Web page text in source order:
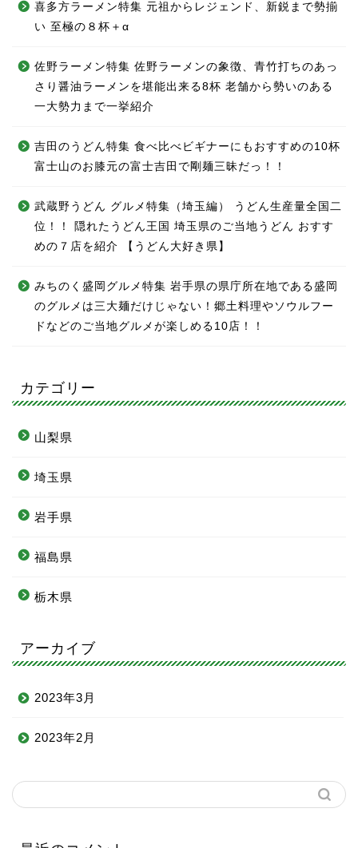
喜多方ラーメン特集 元祖からレジェンド、新鋭まで勢揃
い 至極の８杯＋α
佐野ラーメン特集 佐野ラーメンの象徴、青竹打ちのあっ
さり醤油ラーメンを堪能出来る8杯 老舗から勢いのある
一大勢力まで一挙紹介
吉田のうどん特集 食べ比べビギナーにもおすすめの10杯
富士山のお膝元の富士吉田で剛麺三昧だっ！！
武蔵野うどん グルメ特集（埼玉編） うどん生産量全国二
位！！ 隠れたうどん王国 埼玉県のご当地うどん おすす
めの７店を紹介 【うどん大好き県】
みちのく盛岡グルメ特集 岩手県の県庁所在地である盛岡
のグルメは三大麺だけじゃない！郷土料理やソウルフー
ドなどのご当地グルメが楽しめる10店！！
カテゴリー
山梨県
埼玉県
岩手県
福島県
栃木県
アーカイブ
2023年3月
2023年2月